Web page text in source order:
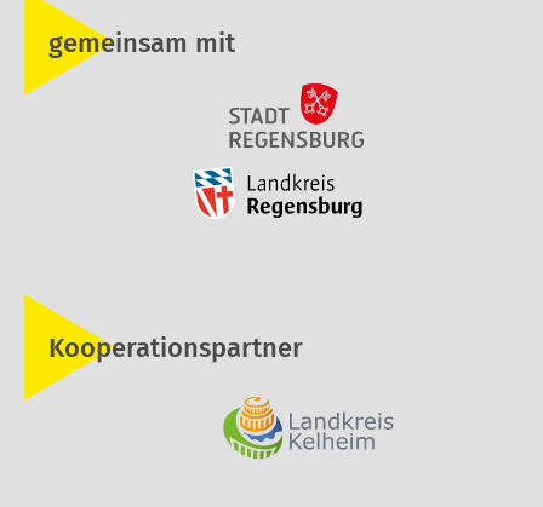
gemeinsam mit
Kooperationspartner